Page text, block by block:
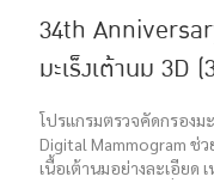
34th
มะเร็งเต้านม 3D
Mammogram
Ultrasound)
โปรแกรมตรวจคัดกรองมะ
Digital Mammogram ช่
เนื้อเต้านมอย่างละเอียด